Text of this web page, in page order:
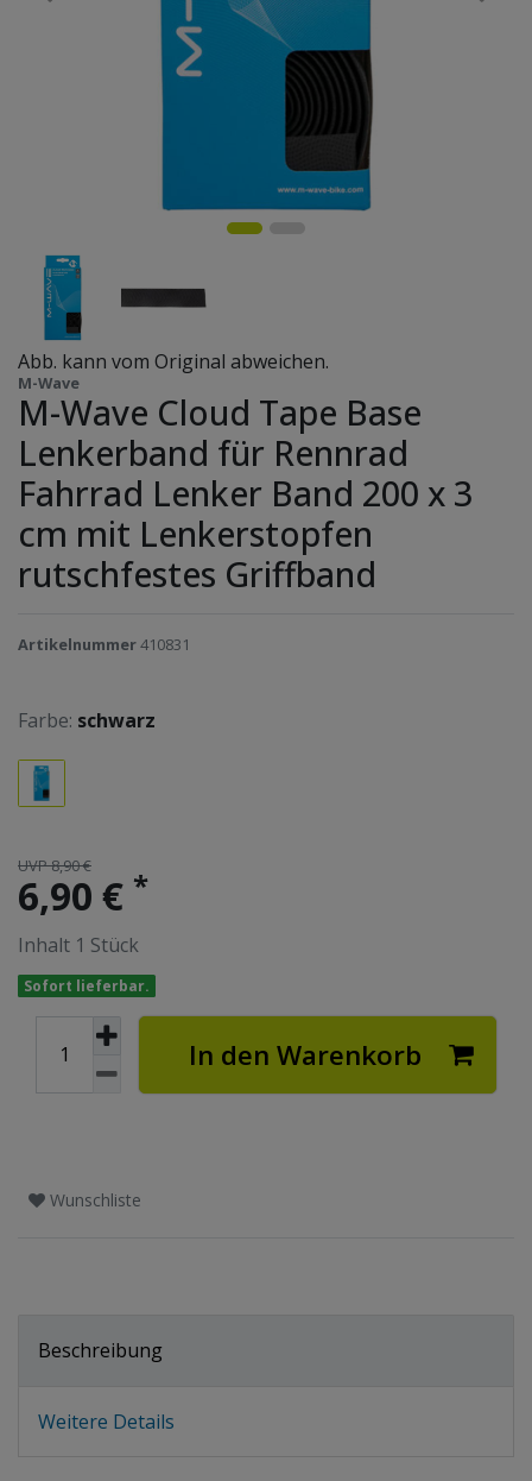
Abb. kann vom Original abweichen.
M-Wave
M-Wave Cloud Tape Base
Lenkerband für Rennrad
Fahrrad Lenker Band 200 x 3
cm mit Lenkerstopfen
rutschfestes Griffband
Artikelnummer410831
Farbe: schwarz
UVP 8,90 €
6,90 € *
Inhalt 1 Stück
Sofort lieferbar.
In den Warenkorb
Wunschliste
Beschreibung
Weitere Details